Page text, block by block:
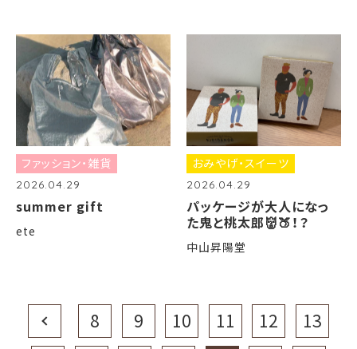
ファッション・雑貨
2026.04.29
summer gift
ete
おみやげ・スイーツ
2026.04.29
パッケージが大人になっ
た鬼と桃太郎👹🍑！？
中山昇陽堂
Prev 8 9 10 11 12
13